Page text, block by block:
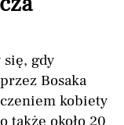
się, gdy
Bosaka
kobiety